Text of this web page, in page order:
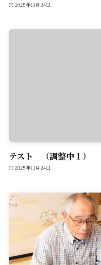
2025年11月24日
テスト （調整中１）
2025年11月24日